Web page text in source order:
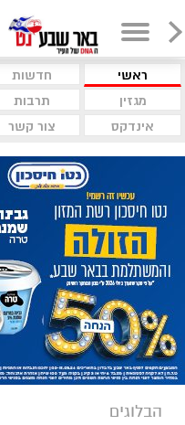
ראשי חדשות
מגזין
תרבות
אינדקס
צור קשר
הבלוגים